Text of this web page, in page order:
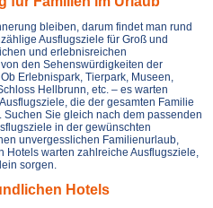
bleiben, darum findet man rund
Ausflugsziele für Groß und
und erlebnisreichen
den Sehenswürdigkeiten der
Erlebnispark, Tierpark, Museen,
Hellbrunn, etc. – es warten
die der gesamten Familie
Sie gleich nach dem passenden
in der gewünschten
unvergesslichen Familienurlaub,
warten zahlreiche Ausflugsziele,
sorgen.
Hotels